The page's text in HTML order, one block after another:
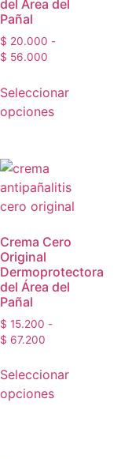
del Área del
Pañal
$ 20.000 -
$ 56.000
Seleccionar
opciones
Crema Cero
Original
Dermoprotectora
del Área del
Pañal
$ 15.200 -
$ 67.200
Seleccionar
opciones